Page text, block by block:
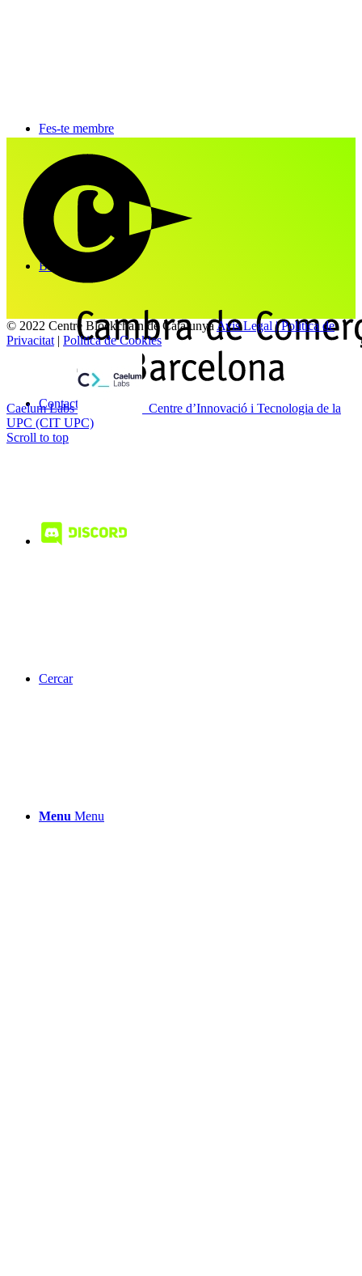
Fes-te membre
Blog
Contacte
Cercar
Menu Menu
© 2022 Centre Blockchain de CatalunyaAvis Legal | Politica de
Privacitat | Politica de Cookies
Caelum Labs
Centre d’Innovació i Tecnologia de la
UPC (CIT UPC)
Scroll to top